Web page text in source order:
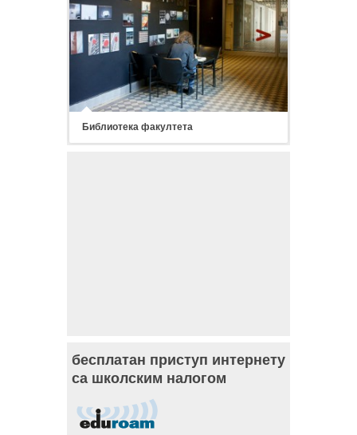
Библиотека факултета
бесплатан приступ интернету
са школским налогом